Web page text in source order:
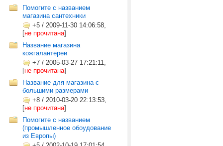
Помогите с названием
магазина сантехники
+5 / 2009-11-30 14:06:58,
[не прочитана]
Название магазина
кожгалантереи
+7 / 2005-03-27 17:21:11,
[не прочитана]
Название для магазина с
большими размерами
+8 / 2010-03-20 22:13:53,
[не прочитана]
Помогите с названием
(промышленное обоудование
из Европы)